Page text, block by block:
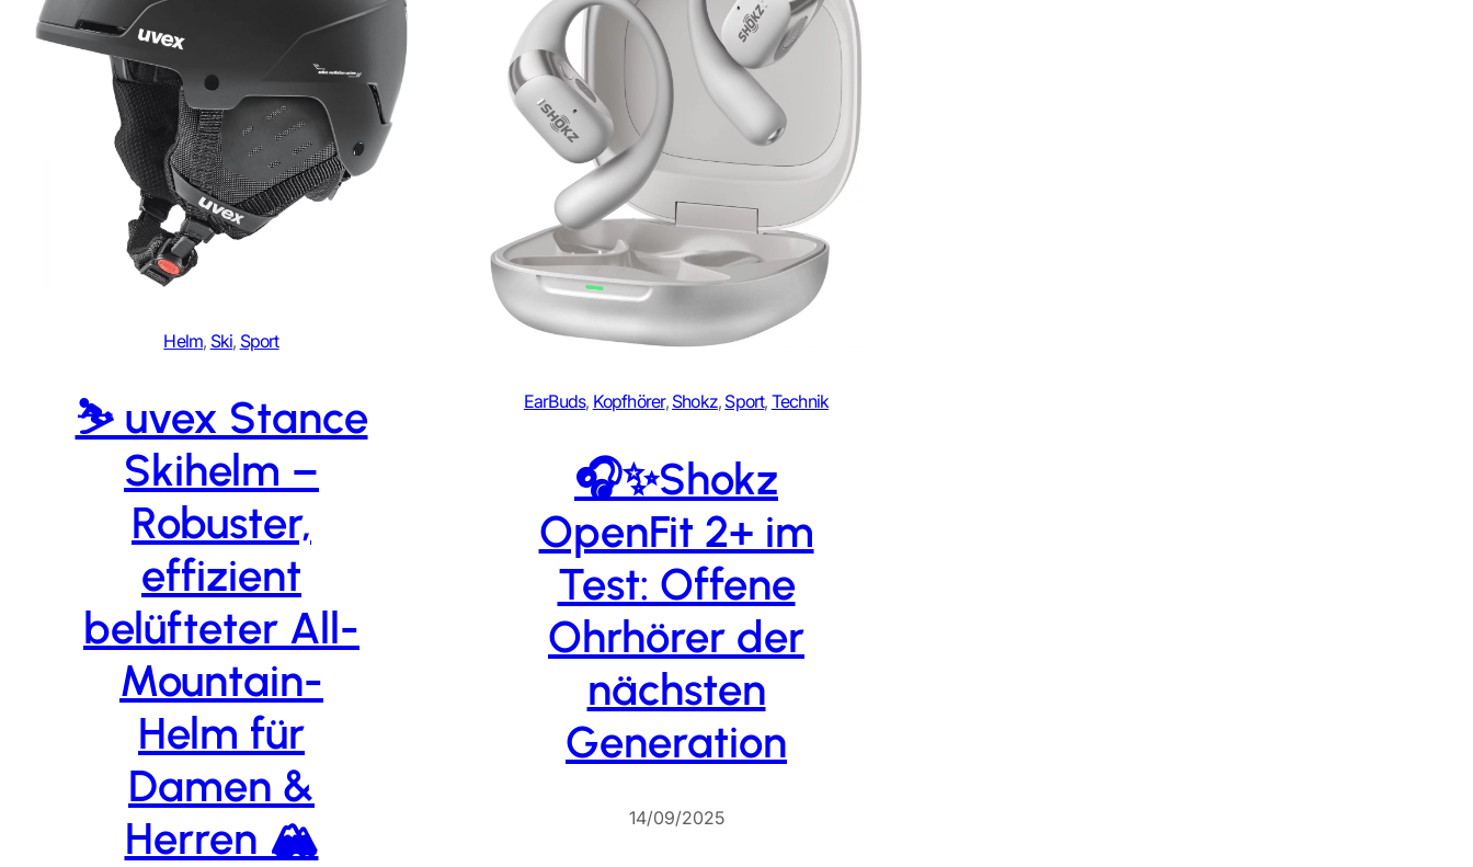
Helm, Ski, Sport
⛷️ uvex Stance
Skihelm –
Robuster,
effizient
belüfteter All-
Mountain-
Helm für
Damen &
Herren 🏔️
EarBuds, Kopfhörer, Shokz, Sport, Technik
🎧✨Shokz
OpenFit 2+ im
Test: Offene
Ohrhörer der
nächsten
Generation
14/09/2025